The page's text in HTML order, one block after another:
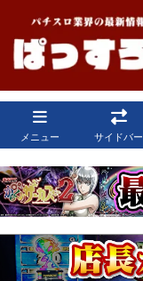
メニュー サイドバー